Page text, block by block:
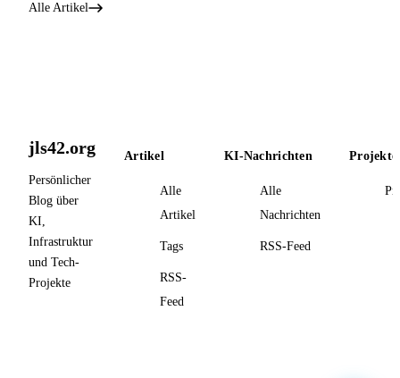
Alle Artikel
jls42.org
Persönlicher
Blog über
KI,
Infrastruktur
und Tech-
Projekte
Artikel
Alle
Artikel
Tags
RSS-
Feed
KI-Nachrichten
Alle
Nachrichten
RSS-Feed
Projekte